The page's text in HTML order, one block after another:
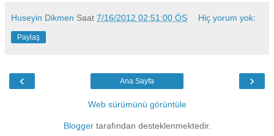
Huseyin Dikmen Saat 7/16/2012 02:51:00 ÖS Hiç yorum yok:
Paylaş
‹ ›
Ana Sayfa
Web sürümünü görüntüle
Bloggertarafından desteklenmektedir.